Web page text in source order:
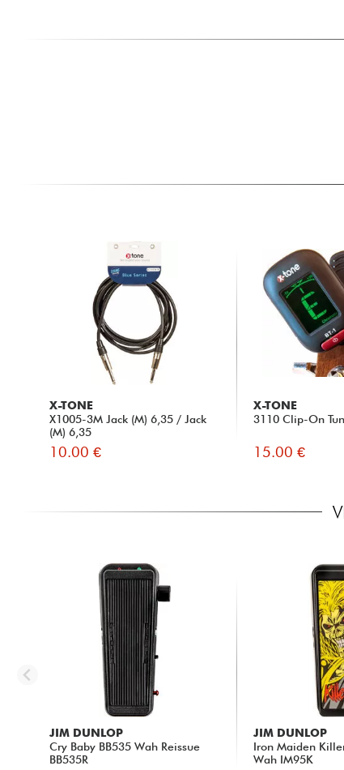
X-TONE
X1005-3M Jack (M) 6,35 / Jack
(M) 6,35
10.00 €
X-TONE
3110 Clip-On
15.00 €
JIM DUNLOP
Cry Baby BB535 Wah Reissue
BB535R
JIM DUNLOP
Iron Maiden
Wah IM95K